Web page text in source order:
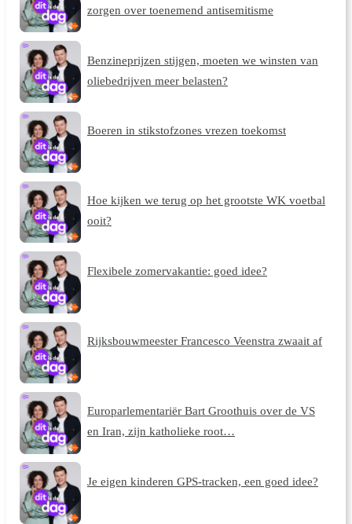
zorgen over toenemend antisemitisme
Benzineprijzen stijgen, moeten we winsten van
oliebedrijven meer belasten?
Boeren in stikstofzones vrezen toekomst
Hoe kijken we terug op het grootste WK voetbal
ooit?
Flexibele zomervakantie: goed idee?
Rijksbouwmeester Francesco Veenstra zwaait af
Europarlementariër Bart Groothuis over de VS
en Iran, zijn katholieke root…
Je eigen kinderen GPS-tracken, een goed idee?